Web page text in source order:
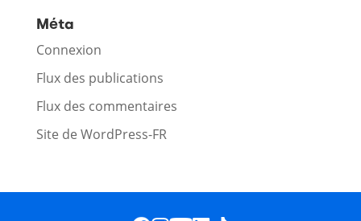
Méta
Connexion
Flux des publications
Flux des commentaires
Site de WordPress-FR